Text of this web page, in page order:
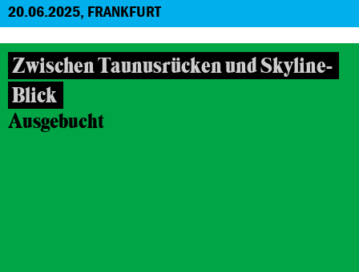
20.06.2025, FRANKFURT
Zwischen Taunusrücken und Skyline-
Blick
Ausgebucht